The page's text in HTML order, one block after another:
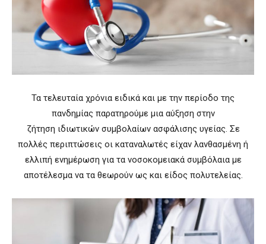
Τα τελευταία χρόνια ειδικά και με την περίοδο της
πανδημίας παρατηρούμε μια αύξηση στην
ζήτηση ιδιωτικών συμβολαίων ασφάλισης υγείας. Σε
πολλές περιπτώσεις οι καταναλωτές είχαν λανθασμένη ή
ελλιπή ενημέρωση για τα νοσοκομειακά συμβόλαια με
αποτέλεσμα να τα θεωρούν ως και είδος πολυτελείας.